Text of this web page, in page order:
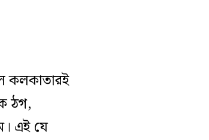
কলকাতারই
ঠগ,
এই যে